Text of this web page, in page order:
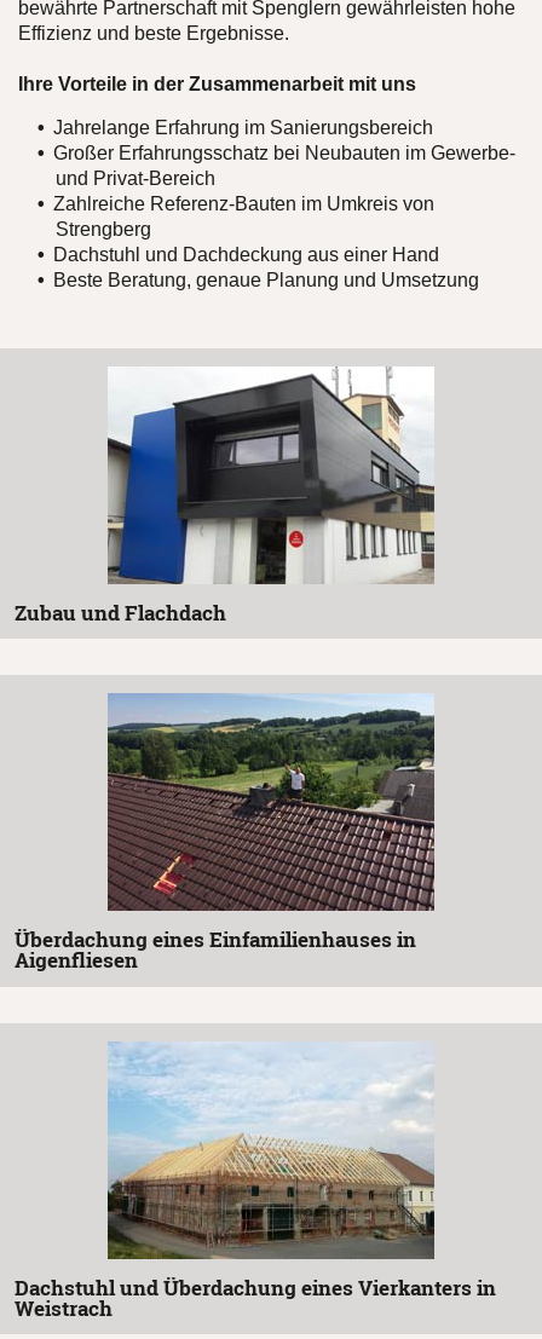
bewährte Partnerschaft mit Spenglern gewährleisten hohe
Effizienz und beste Ergebnisse.
Ihre Vorteile in der Zusammenarbeit mit uns
Jahrelange Erfahrung im Sanierungsbereich
Großer Erfahrungsschatz bei Neubauten im Gewerbe-
und Privat-Bereich
Zahlreiche Referenz-Bauten im Umkreis von
Strengberg
Dachstuhl und Dachdeckung aus einer Hand
Beste Beratung, genaue Planung und Umsetzung
Zubau und Flachdach
Überdachung eines Einfamilienhauses in
Aigenfliesen
Dachstuhl und Überdachung eines Vierkanters in
Weistrach